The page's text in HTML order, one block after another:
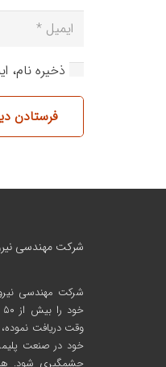
ذخیره نام،
فرستادن
شرکت مهندسی
شرکت مهندسی
وقت دریافت
خود در صنعت
چشمگیری شود.